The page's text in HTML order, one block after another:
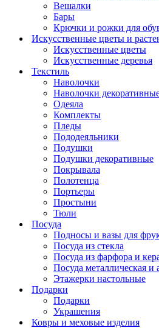
Вешалки
Бары
Крючки и рожки для
Искусственные цветы и
Искусственные цветы
Искусcтвенные деревья
Текстиль
Наволочки
Наволочки
Одеяла
Комплекты
Пледы
Пододеяльники
Подушки
Подушки декоративные
Покрывала
Полотенца
Портьеры
Простыни
Тюли
Посуда
Подносы и вазы для
Посуда из стекла
Посуда из фарфора и
Посуда металлическая и
Этажерки настольные
Подарки
Подарки
Украшения
Ковры и меховые изделия